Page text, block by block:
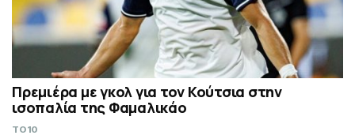
Πρεμιέρα με γκολ για τον Κούτσια στην
ισοπαλία της Φαμαλικάο
TO10